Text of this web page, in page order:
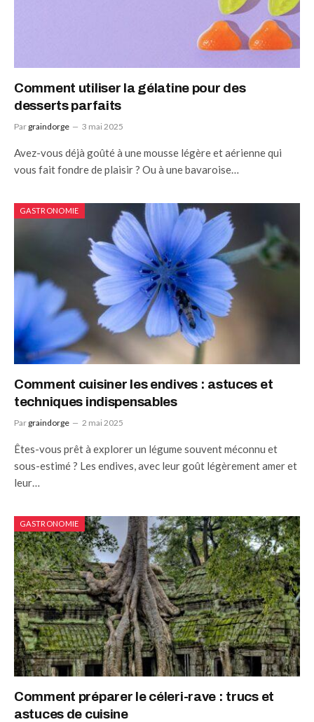
Comment utiliser la gélatine pour des
desserts parfaits
Par graindorge 3 mai 2025
Avez-vous déjà goûté à une mousse légère et aérienne qui
vous fait fondre de plaisir ? Ou à une bavaroise…
GASTRONOMIE
Comment cuisiner les endives : astuces et
techniques indispensables
Par graindorge 2 mai 2025
Êtes-vous prêt à explorer un légume souvent méconnu et
sous-estimé ? Les endives, avec leur goût légèrement amer et
leur…
GASTRONOMIE
Comment préparer le céleri-rave : trucs et
astuces de cuisine